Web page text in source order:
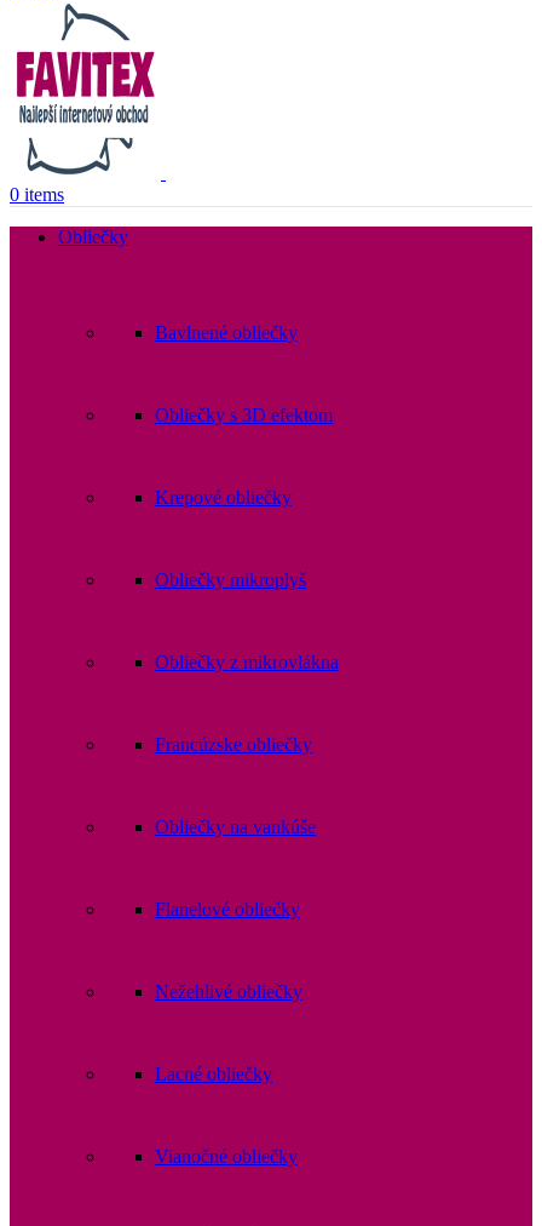
0 items
Obliečky
Bavlnené obliečky
Obliečky s 3D efektom
Krepové obliečky
Obliečky mikroplyš
Obliečky z mikrovlákna
Francúzske obliečky
Obliečky na vankúše
Flanelové obliečky
Nežehlivé obliečky
Lacné obliečky
Vianočné obliečky